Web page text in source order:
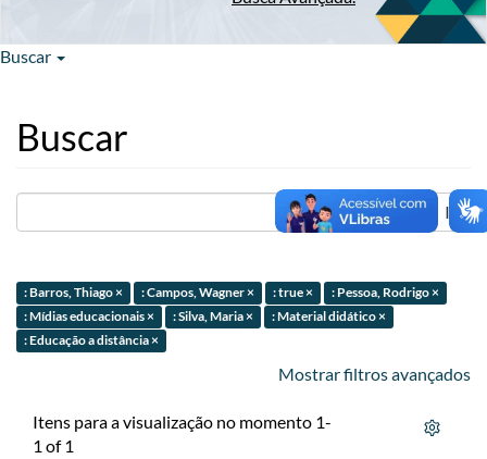
Buscar
Buscar
Ir
: Barros, Thiago × : Campos, Wagner × : true ×
: Pessoa, Rodrigo ×
: Mídias educacionais ×
: Silva, Maria ×
: Material didático ×
: Educação a distância ×
Mostrar filtros avançados
Itens para a visualização no momento 1-
1 of 1